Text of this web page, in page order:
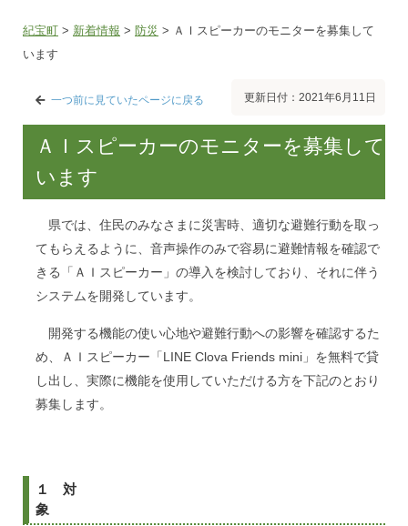
紀宝町 > 新着情報 > 防災 > ＡＩスピーカーのモニターを募集して
います
一つ前に見ていたページに戻る 更新日付：2021年6月11日
ＡＩスピーカーのモニターを募集して
います
県では、住民のみなさまに災害時、適切な避難行動を取っ
てもらえるように、音声操作のみで容易に避難情報を確認で
きる「ＡＩスピーカー」の導入を検討しており、それに伴う
システムを開発しています。
開発する機能の使い心地や避難行動への影響を確認するた
め、ＡＩスピーカー「LINE Clova Friends mini」を無料で貸
し出し、実際に機能を使用していただける方を下記のとおり
募集します。
１ 対